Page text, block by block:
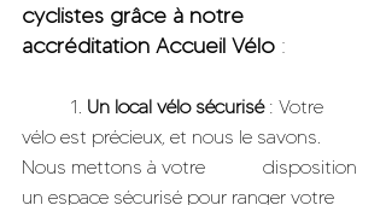
cyclistes grâce à notre
accréditation Accueil Vélo :
	1.
Un local vélo sécurisé : Votre
vélo est précieux, et nous le savons.
Nous mettons à votre 		disposition
un espace sécurisé pour ranger votre